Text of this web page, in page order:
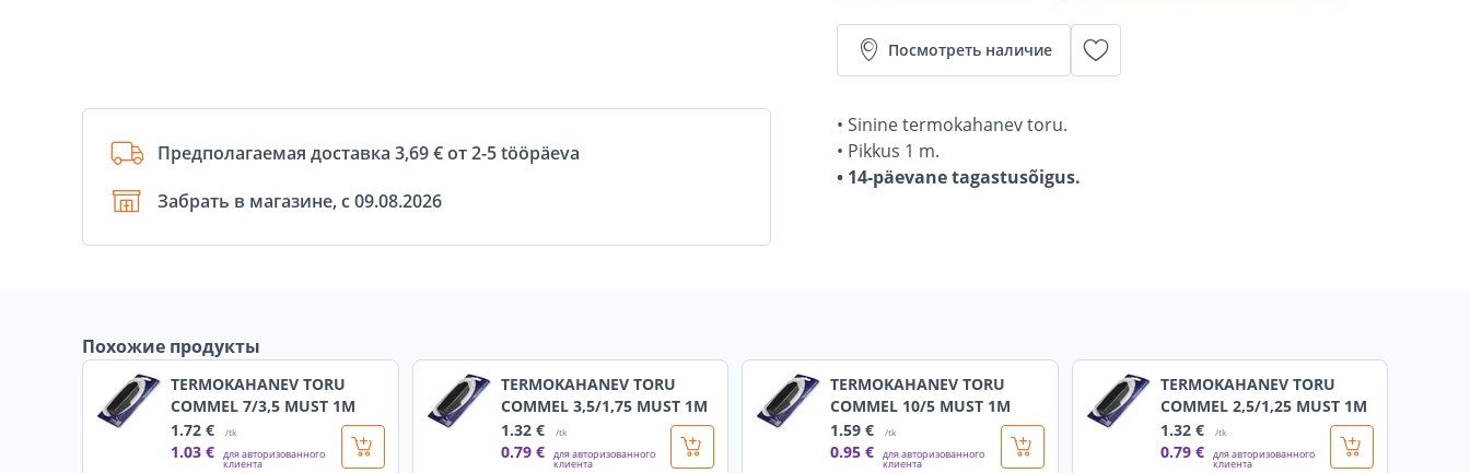
Предполагаемая доставка 3,69 € от 2-5 tööpäeva
Забрать в магазине, с 09.08.2026
Посмотреть наличие
• Sinine termokahanev toru.
• Pikkus 1 m.
• 14-päevane tagastusõigus.
Похожие продукты
TERMOKAHANEV TORU
COMMEL 7/3,5 MUST 1M
1.72 € /tk
1.03 € для авторизованного
клиента
TERMOKAHANEV TORU
COMMEL 3,5/1,75 MUST 1M
1.32 € /tk
0.79 € для авторизованного
клиента
TERMOKAHANEV TORU
COMMEL 10/5 MUST 1M
1.59 € /tk
0.95 € для авторизованного
клиента
TERMOKAHANEV TORU
COMMEL 2,5/1,25 MUST 1M
1.32 € /tk
0.79 € для авторизованного
клиента